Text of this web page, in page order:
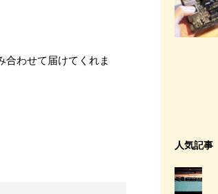
合わせて届けてくれま
人気記事